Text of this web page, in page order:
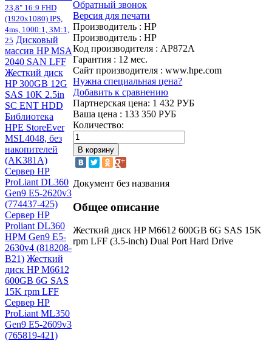
Обратный звонок
Версия для печати
Производитель :HP
Производитель :HP
Код производителя : AP872A
Гарантия : 12 мес.
Сайт производителя :www.hpe.com
Нужна специальная цена?
Добавить к сравнению
Партнерская цена: 1 432 РУБ
Ваша цена : 133 350 РУБ
Количество:
Документ без названия
Общее описание
Жесткий диск HP M6612 600GB 6G SAS 15K
rpm LFF (3.5-inch) Dual Port Hard Drive
23,8" 16:9 FHD
(1920x1080) IPS,
4ms, 1000:1, 3M:1,
25 Дисковый
массив HP MSA
2040 SAN LFF
Жесткий диск
HP 300GB 12G
SAS 10K 2.5in
SC ENT HDD
Библиотека
HPE StoreEver
MSL4048, без
накопителей
(AK381A)
Сервер HP
ProLiant DL360
Gen9 E5-2620v3
(774437-425)
Сервер HP
Proliant DL360
HPM Gen9 E5-
2630v4 (818208-
B21) Жесткий
диск HP M6612
600GB 6G SAS
15K rpm LFF
Сервер HP
ProLiant ML350
Gen9 E5-2609v3
(765819-421)